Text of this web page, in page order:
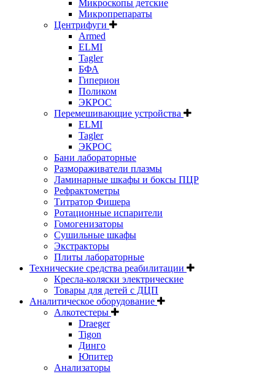
Микроскопы детские
Микропрепараты
Центрифуги
Armed
ELMI
Tagler
БФА
Гиперион
Поликом
ЭКРОС
Перемешивающие устройства
ELMI
Tagler
ЭКРОС
Бани лабораторные
Размораживатели плазмы
Ламинарные шкафы и боксы ПЦР
Рефрактометры
Титратор Фишера
Ротационные испарители
Гомогенизаторы
Сушильные шкафы
Экстракторы
Плиты лабораторные
Технические средства реабилитации
Кресла-коляски электрические
Товары для детей с ДЦП
Аналитическое оборудование
Алкотестеры
Draeger
Tigon
Динго
Юпитер
Анализаторы